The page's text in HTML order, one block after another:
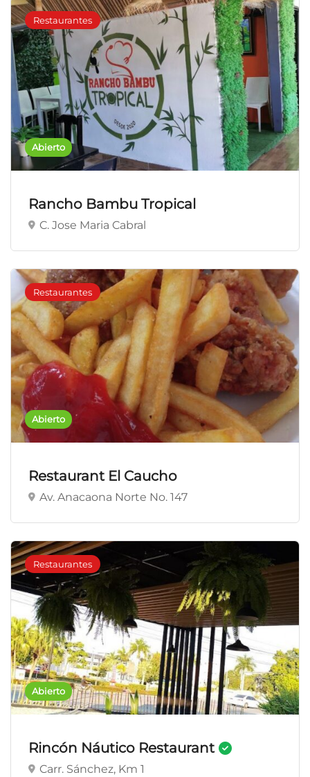
Abierto
Restaurantes
Rancho Bambu Tropical
C. Jose Maria Cabral
Abierto
Restaurantes
Restaurant El Caucho
Av. Anacaona Norte No. 147
Abierto
Restaurantes
Rincón Náutico Restaurant
Carr. Sánchez, Km 1